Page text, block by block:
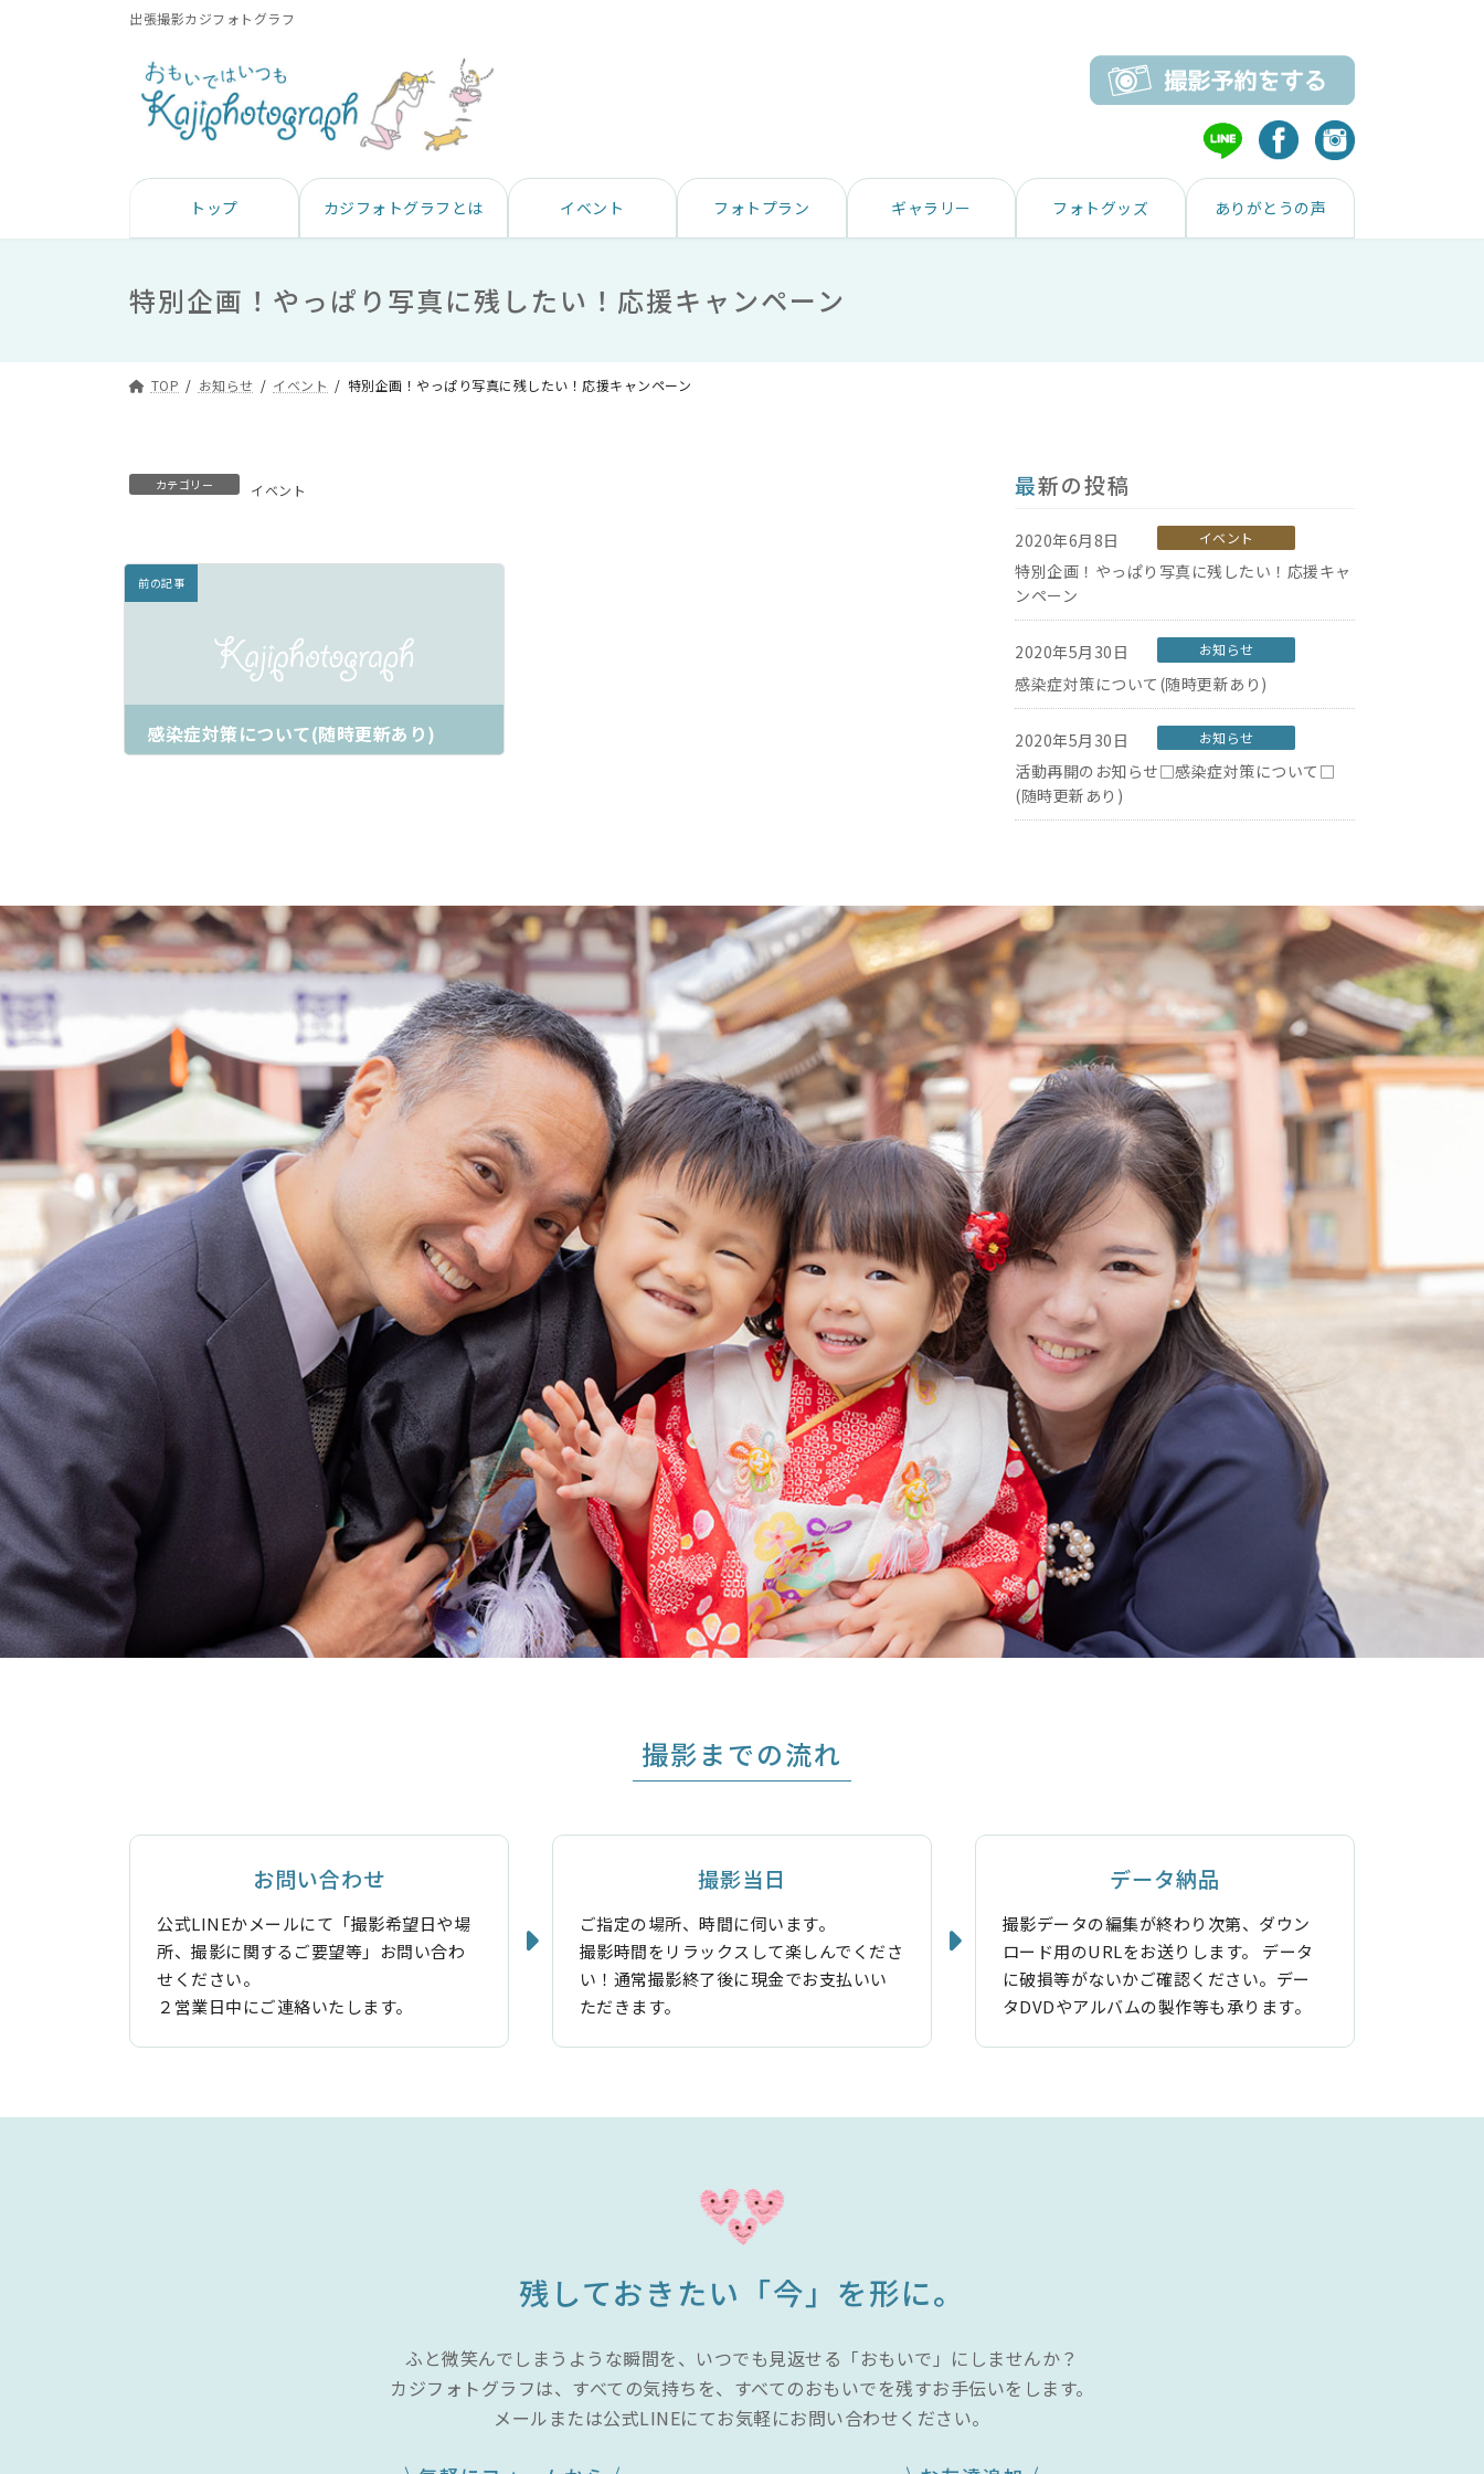
キ
に
出張撮影カジフォトグラフ
トップ カジフォトグラフとは イベント フォトプラン ギャラリー フォトグッズ ありがとうの声
特別企画！やっぱり写真に残したい！応援キャンペーン
TOP お知らせ イベント 特別企画！やっぱり写真に残したい！応援キャンペーン
カテゴリー イベント
前の記事
感染症対策について(随時更新あり)
最新の投稿
2020年6月8日 イベント
特別企画！やっぱり写真に残したい！応援キャ
ンペーン
2020年5月30日 お知らせ
感染症対策について(随時更新あり)
2020年5月30日 お知らせ
活動再開のお知らせ□感染症対策について□
(随時更新あり)
撮影までの流れ
お問い合わせ
公式LINEかメールにて「撮影希望日や場
所、撮影に関するご要望等」お問い合わ
せください。
２営業日中にご連絡いたします。
撮影当日
ご指定の場所、時間に伺います。
撮影時間をリラックスして楽しんでくださ
い！通常撮影終了後に現金でお支払いい
ただきます。
データ納品
撮影データの編集が終わり次第、ダウン
ロード用のURLをお送りします。 データ
に破損等がないかご確認ください。デー
タDVDやアルバムの製作等も承ります。
残しておきたい「今」を形に。
ふと微笑んでしまうような瞬間を、いつでも見返せる「おもいで」にしませんか？
カジフォトグラフは、すべての気持ちを、すべてのおもいでを残すお手伝いをします。
メールまたは公式LINEにてお気軽にお問い合わせください。